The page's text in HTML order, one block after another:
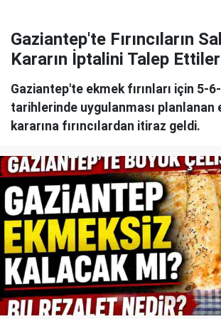
Gaziantep'te Fırıncıların
Kararın İptalini Talep Ettiler
Gaziantep'te ekmek fırınları için 5-
tarihlerinde uygulanması planlanan
kararına fırıncılardan itiraz geldi.